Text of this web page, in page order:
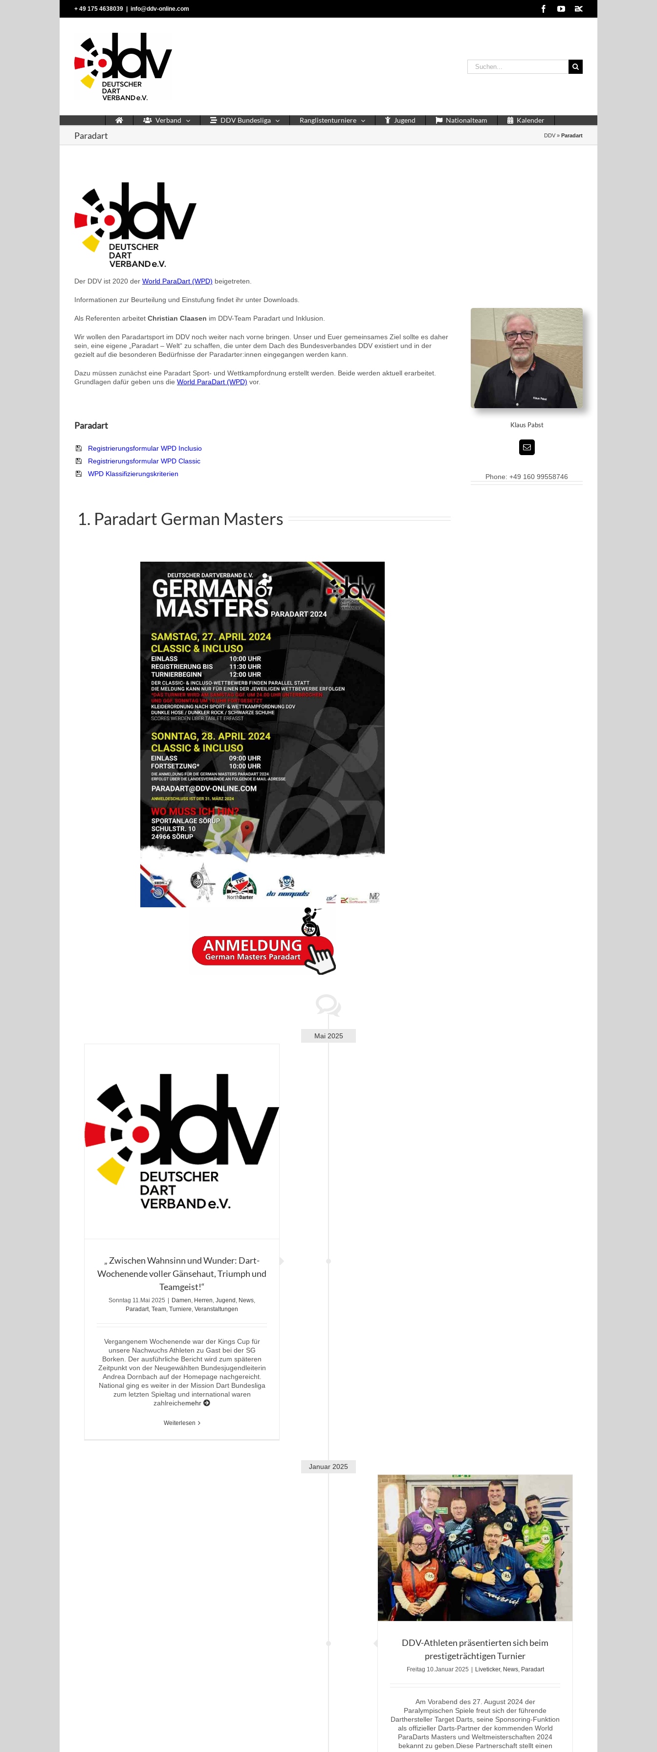
‭+ 49 175 4638039‬ | info@ddv-online.com FacebookYouTube
2kDart
Suche
nach:
Verband DDV Bundesliga Ranglistenturniere Jugend Nationalteam Kalender
Paradart DDV » Paradart
Der DDV ist 2020 der World ParaDart (WPD) beigetreten.
Informationen zur Beurteilung und Einstufung findet ihr unter Downloads.
Als Referenten arbeitet Christian Claasen im DDV-Team Paradart und Inklusion.
Wir wollen den Paradartsport im DDV noch weiter nach vorne bringen. Unser und Euer gemeinsames Ziel sollte es daher
sein, eine eigene „Paradart – Welt“ zu schaffen, die unter dem Dach des Bundesverbandes DDV existiert und in der
gezielt auf die besonderen Bedürfnisse der Paradarter:innen eingegangen werden kann.
Dazu müssen zunächst eine Paradart Sport- und Wettkampfordnung erstellt werden. Beide werden aktuell erarbeitet.
Grundlagen dafür geben uns die World ParaDart (WPD) vor.
Paradart
Registrierungsformular WPD Inclusio
Registrierungsformular WPD Classic
WPD Klassifizierungskriterien
Paradart German Masters
Klaus Pabst
Phone: +49 160 99558746
Mai 2025
„ Zwischen Wahnsinn und Wunder: Dart-
Wochenende voller Gänsehaut, Triumph und
Teamgeist!“
Sonntag 11.Mai 2025 | Damen Herren Jugend News
Paradart Team Turniere Veranstaltungen
Vergangenem Wochenende war der Kings Cup für
unsere Nachwuchs Athleten zu Gast bei der SG
Borken. Der ausführliche Bericht wird zum späteren
Zeitpunkt von der Neugewählten Bundesjugendleiterin
Andrea Dornbach auf der Homepage nachgereicht.
National ging es weiter in der Mission Dart Bundesliga
zum letzten Spieltag und international waren
zahlreichemehr
Weiterlesen
Januar 2025
DDV-Athleten präsentierten sich beim
prestigeträchtigen Turnier
Freitag 10.Januar 2025 | Liveticker, News, Paradart
Am Vorabend des 27. August 2024 der
Paralympischen Spiele freut sich der führende
Darthersteller Target Darts, seine Sponsoring-Funktion
als offizieller Darts-Partner der kommenden World
ParaDarts Masters und Weltmeisterschaften 2024
bekannt zu geben.Diese Partnerschaft stellt einen